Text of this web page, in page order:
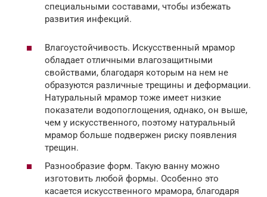
специальными составами, чтобы избежать
развития инфекций.
Влагоустойчивость. Искусственный мрамор
обладает отличными влагозащитными
свойствами, благодаря которым на нем не
образуются различные трещины и деформации.
Натуральный мрамор тоже имеет низкие
показатели водопоглощения, однако, он выше,
чем у искусственного, поэтому натуральный
мрамор больше подвержен риску появления
трещин.
Разнообразие форм. Такую ванну можно
изготовить любой формы. Особенно это
касается искусственного мрамора, благодаря